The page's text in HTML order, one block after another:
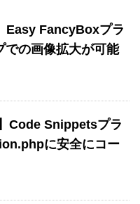
Easy FancyBoxプラ
での画像拡大が可能
Code Snippetsプラ
に安全にコー